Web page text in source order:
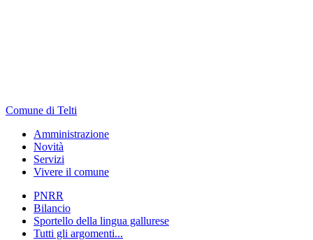
Comune di Telti
Amministrazione
Novità
Servizi
Vivere il comune
PNRR
Bilancio
Sportello della lingua gallurese
Tutti gli argomenti...